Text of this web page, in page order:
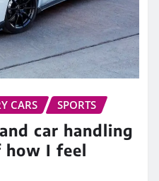
CARS SPORTS
car handling
how I feel